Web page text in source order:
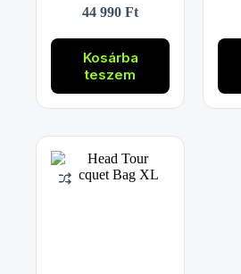
44 990Ft
Kosárba
teszem